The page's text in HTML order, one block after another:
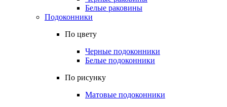
Белые раковины
Подоконники
По цвету
Черные подоконники
Белые подоконники
По рисунку
Матовые подоконники